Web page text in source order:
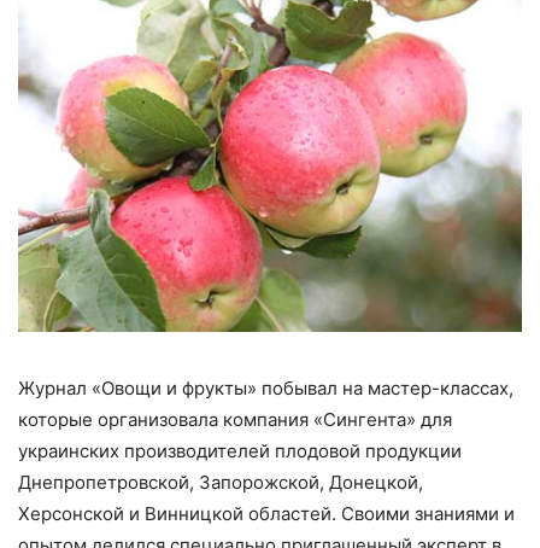
Журнал «Овощи и фрукты» побывал на мастер-классах,
которые организовала компания «Сингента» для
украинских производителей плодовой продукции
Днепропетровской, Запорожской, Донецкой,
Херсонской и Винницкой областей. Своими знаниями и